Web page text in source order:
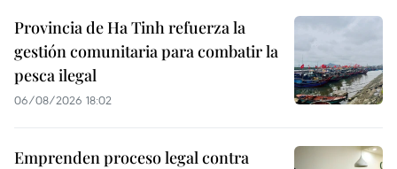
Provincia de Ha Tinh refuerza la
gestión comunitaria para combatir la
pesca ilegal
06/08/2026 18:02
Emprenden proceso legal contra